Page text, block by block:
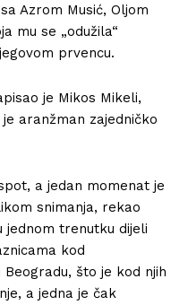
Azrom Musić, Oljom
mu se „odužila“
prvencu.
je Mikos Mikeli,
aranžman zajedničko
a jedan momenat je
snimanja, rekao
jednom trenutku dijeli
kod
što je kod njih
a jedna je čak